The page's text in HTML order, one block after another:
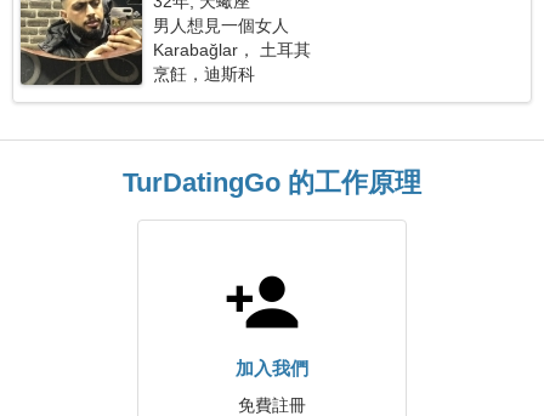
男人想見一個女人
Karabağlar， 土耳其
烹飪，迪斯科
TurDatingGo 的工作原理
加入我們
免費註冊